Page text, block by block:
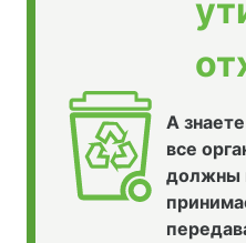
А
все
должны